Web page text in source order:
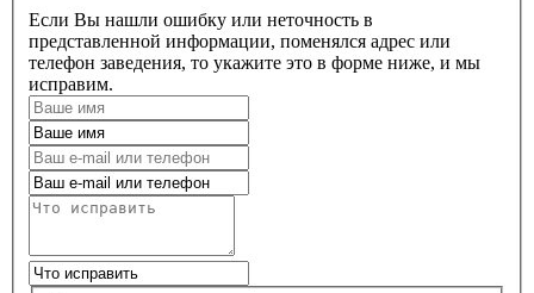
Если Вы нашли ошибку или неточность в
представленной информации, поменялся адрес или
телефон заведения, то укажите это в форме ниже, и мы
исправим.